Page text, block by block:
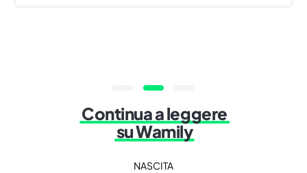
Continua a leggere
su Wamily
NASCITA